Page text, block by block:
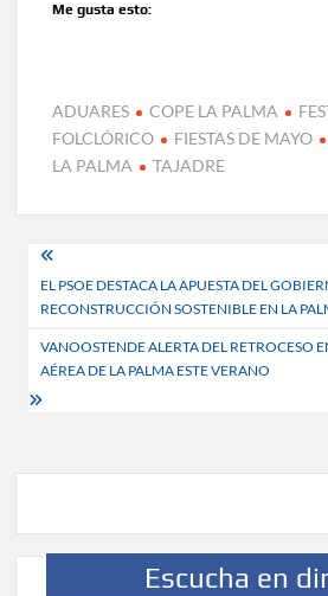
Me gusta esto:
ADUARES COPE LA PALMA
FOLCLÓRICO
FIESTAS DE MAYO
LA PALMA
TAJADRE
Navegación
de
entradas
EL PSOE DESTACA LA APUESTA DEL
RECONSTRUCCIÓN SOSTENIBLE EN LA
VANOOSTENDE ALERTA DEL RETROCESO
AÉREA DE LA PALMA ESTE VERANO
Escucha en